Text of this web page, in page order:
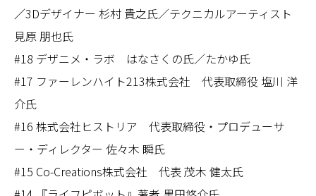
／3Dデザイナー 杉村 貴之氏／テクニカルアーティスト
見原 朋也氏
#18 デザニメ・ラボ はなさくの氏／たかゆ氏
#17 ファーレンハイト213株式会社 代表取締役 塩川 洋
介氏
#16 株式会社ヒストリア 代表取締役・プロデューサ
ー・ディレクター 佐々木 瞬氏
#15 Co-Creations株式会社 代表 茂木 健太氏